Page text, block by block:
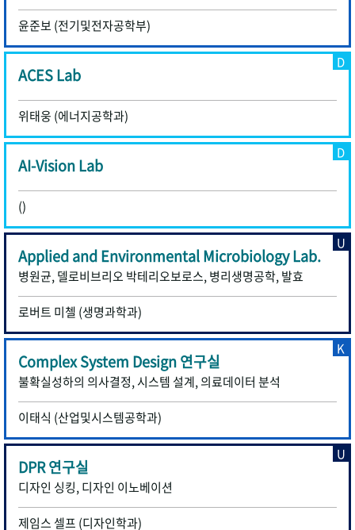
윤준보 (전기및전자공학부)
ACES Lab
위태웅 (에너지공학과)
D
AI-Vision Lab
()
D
Applied and Environmental Microbiology Lab.
병원균, 델로비브리오 박테리오보로스, 병리생명공학, 발효
로버트 미첼 (생명과학과)
U
Complex System Design 연구실
불확실성하의 의사결정, 시스템 설계, 의료데이터 분석
이태식 (산업및시스템공학과)
K
DPR 연구실
디자인 싱킹, 디자인 이노베이션
제임스 셀프 (디자인학과)
U